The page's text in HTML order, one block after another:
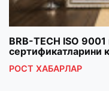
BRB-TECH ISO
сертификатларини
РОСТ ХАБАРЛАР